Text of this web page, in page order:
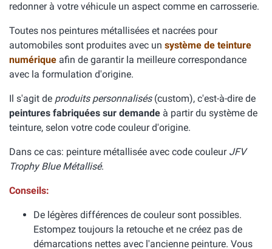
redonner à votre véhicule un aspect comme en carrosserie.
Toutes nos peintures métallisées et nacrées pour
automobiles sont produites avec un système de teinture
numérique afin de garantir la meilleure correspondance
avec la formulation d'origine.
Il s'agit de produits personnalisés(custom), c'est-à-dire de
peintures fabriquées sur demande à partir du système de
teinture, selon votre code couleur d'origine.
Dans ce cas: peinture métallisée avec code couleur JFV
Trophy Blue Métallisé.
Conseils:
De légères différences de couleur sont possibles.
Estompez toujours la retouche et ne créez pas de
démarcations nettes avec l'ancienne peinture. Vous